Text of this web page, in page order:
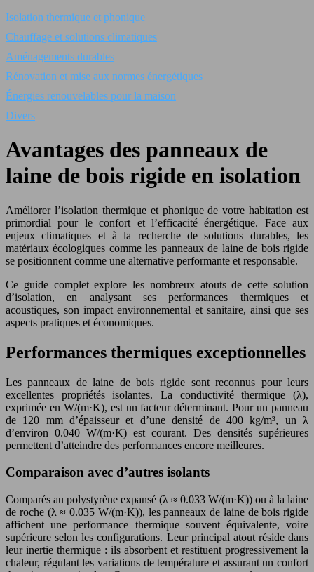
Isolation thermique et phonique
Chauffage et solutions climatiques
Aménagements durables
Rénovation et mise aux normes énergétiques
Énergies renouvelables pour la maison
Divers
Avantages des panneaux de
laine de bois rigide en isolation
Améliorer l’isolation thermique et phonique de votre habitation est
primordial pour le confort et l’efficacité énergétique. Face aux
enjeux climatiques et à la recherche de solutions durables, les
matériaux écologiques comme les panneaux de laine de bois rigide
se positionnent comme une alternative performante et responsable.
Ce guide complet explore les nombreux atouts de cette solution
d’isolation, en analysant ses performances thermiques et
acoustiques, son impact environnemental et sanitaire, ainsi que ses
aspects pratiques et économiques.
Performances thermiques exceptionnelles
Les panneaux de laine de bois rigide sont reconnus pour leurs
excellentes propriétés isolantes. La conductivité thermique (λ),
exprimée en W/(m·K), est un facteur déterminant. Pour un panneau
de 120 mm d’épaisseur et d’une densité de 400 kg/m³, un λ
d’environ 0.040 W/(m·K) est courant. Des densités supérieures
permettent d’atteindre des performances encore meilleures.
Comparaison avec d’autres isolants
Comparés au polystyrène expansé (λ ≈ 0.033 W/(m·K)) ou à la laine
de roche (λ ≈ 0.035 W/(m·K)), les panneaux de laine de bois rigide
affichent une performance thermique souvent équivalente, voire
supérieure selon les configurations. Leur principal atout réside dans
leur inertie thermique : ils absorbent et restituent progressivement la
chaleur, régulant les variations de température et assurant un confort